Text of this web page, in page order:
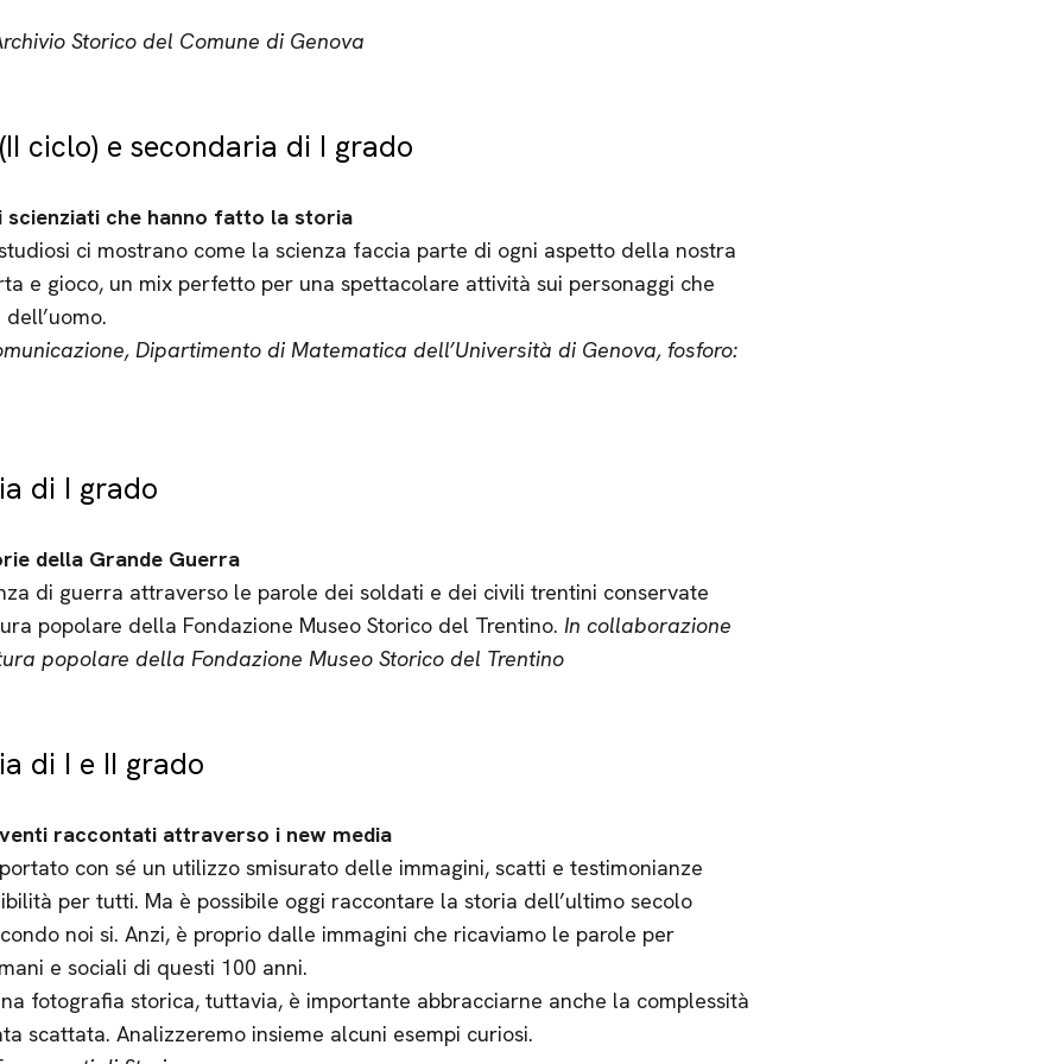
Storico del Comune di Genova
ciclo) e secondaria di I grado
scienziati che hanno fatto la storia
ci mostrano come la scienza faccia parte di ogni aspetto della nostra
e gioco, un mix perfetto per una spettacolare attività sui personaggi che
Dipartimento di Matematica dell’Università di Genova, fosforo:
di I grado
della Grande Guerra
di guerra attraverso le parole dei soldati e dei civili trentini conservate
popolare della Fondazione Museo Storico del Trentino. In collaborazione
popolare della Fondazione Museo Storico del Trentino
di I e II grado
raccontati attraverso i new media
con sé un utilizzo smisurato delle immagini, scatti e testimonianze
per tutti. Ma è possibile oggi raccontare la storia dell’ultimo secolo
noi si. Anzi, è proprio dalle immagini che ricaviamo le parole per
e sociali di questi 100 anni.
fotografia storica, tuttavia, è importante abbracciarne anche la complessità
scattata. Analizzeremo insieme alcuni esempi curiosi.